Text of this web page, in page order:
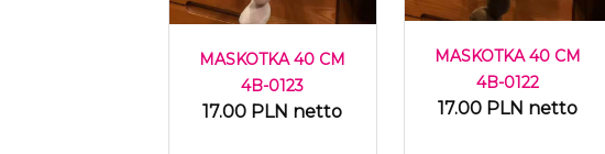
MASKOTKA 40 CM
4B-0123
17.00 PLN netto
MASKOTKA 40 CM
4B-0122
17.00 PLN netto